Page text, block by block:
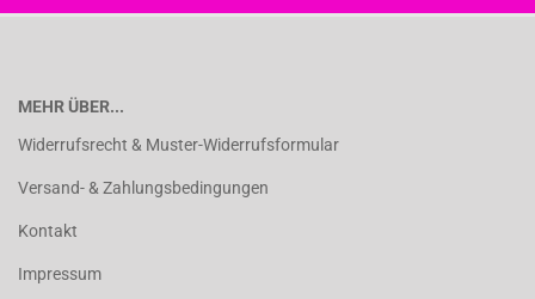
MEHR ÜBER...
Widerrufsrecht & Muster-Widerrufsformular
Versand- & Zahlungsbedingungen
Kontakt
Impressum